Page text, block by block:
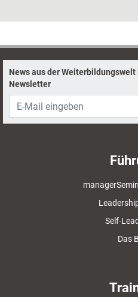
News aus der
Newsletter
Self-
Das